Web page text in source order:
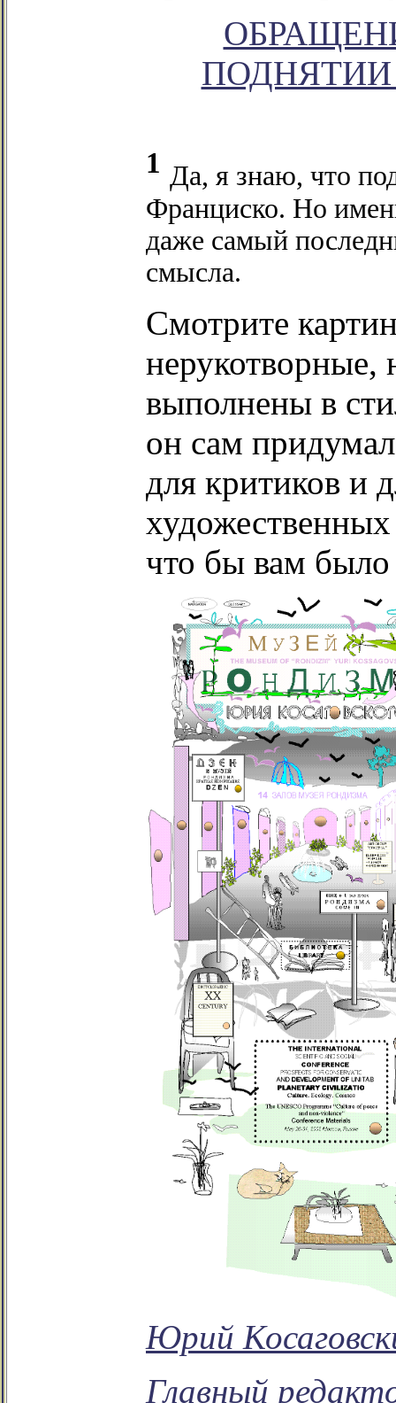
1 Да, я знаю, что
Франциско. Но
даже самый
смысла.
Смотрите
нерукотворные,
выполнены в
он сам
для критиков и
что бы вам
Юрий
Главный